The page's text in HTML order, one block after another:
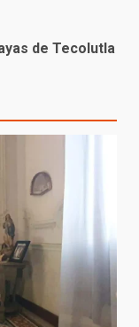
de Tecolutla